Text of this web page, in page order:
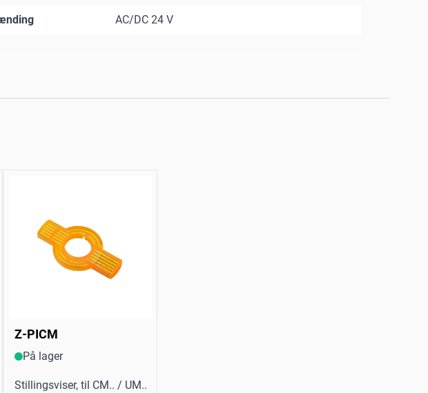
AC/DC 24 V
Z-PICM
På lager
Stillingsviser, til CM.. / UM..